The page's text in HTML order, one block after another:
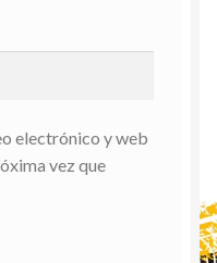
electrónico y web
vez que